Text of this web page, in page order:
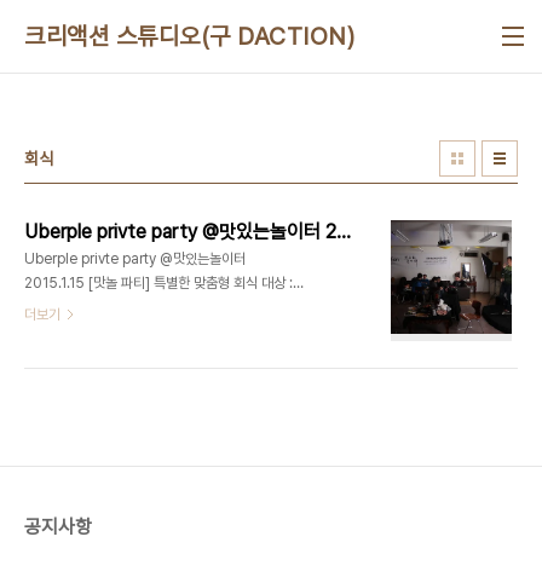
크리액션 스튜디오(구 DACTION)
회식
Uberple privte party @맛있는놀이터 2015.1.15
Uberple privte party @맛있는놀이터
2015.1.15 [맛놀 파티] 특별한 맞춤형 회식 대상 :
'(주)Uberple' - 주식어플 SNEK(스넥) 개발 장소 :
더보기
공지사항